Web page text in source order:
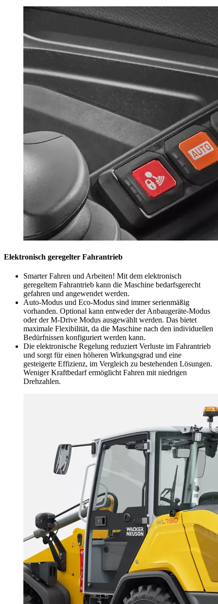
Elektronisch geregelter Fahrantrieb
Smarter Fahren und Arbeiten! Mit dem elektronisch
geregeltem Fahrantrieb kann die Maschine bedarfsgerecht
gefahren und angewendet werden.
Auto-Modus und Eco-Modus sind immer serienmäßig
vorhanden. Optional kann entweder der Anbaugeräte-Modus
oder der M-Drive Modus ausgewählt werden. Das bietet
maximale Flexibilität, da die Maschine nach den individuellen
Bedürfnissen konfiguriert werden kann.
Die elektronische Regelung reduziert Verluste im Fahrantrieb
und sorgt für einen höheren Wirkungsgrad und eine
gesteigerte Effizienz, im Vergleich zu bestehenden Lösungen.
Weniger Kraftbedarf ermöglicht Fahren mit niedrigen
Drehzahlen.